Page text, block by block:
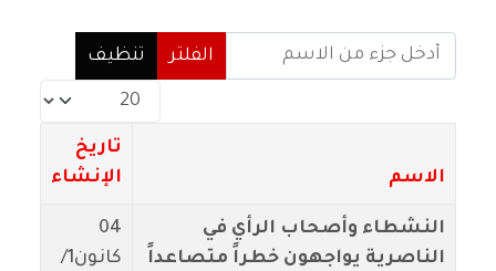
أدخل جزء من الاسم
الفلتر
تنظيف
عدد الإظهارات:
الاسم
تاريخ
الإنشاء
النشطاء وأصحاب الرأي في
الناصرية يواجهون خطراً متصاعداً
04
كانون1/